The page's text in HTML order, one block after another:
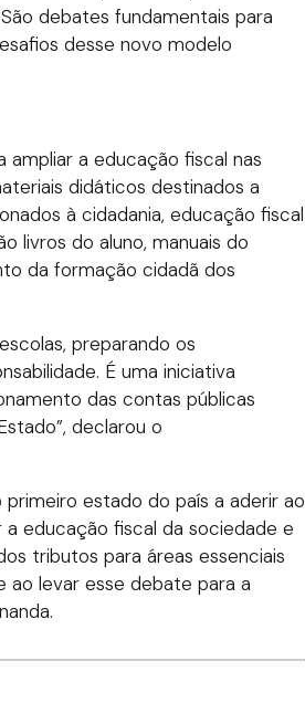
debates fundamentais para
desse novo modelo
a educação fiscal nas
didáticos destinados a
à cidadania, educação fiscal
livros do aluno, manuais do
da formação cidadã dos
preparando os
É uma iniciativa
das contas públicas
declarou o
estado do país a aderir ao
educação fiscal da sociedade e
tributos para áreas essenciais
ao levar esse debate para a